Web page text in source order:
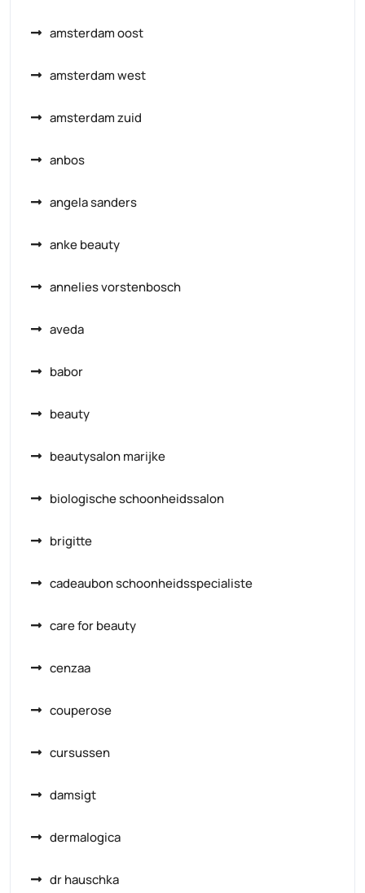
amsterdam oost
amsterdam west
amsterdam zuid
anbos
angela sanders
anke beauty
annelies vorstenbosch
aveda
babor
beauty
beautysalon marijke
biologische schoonheidssalon
brigitte
cadeaubon schoonheidsspecialiste
care for beauty
cenzaa
couperose
cursussen
damsigt
dermalogica
dr hauschka